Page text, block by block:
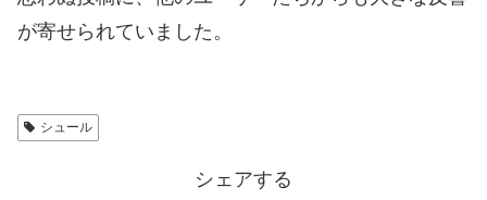
が寄せられていました。
シュール
シェアする